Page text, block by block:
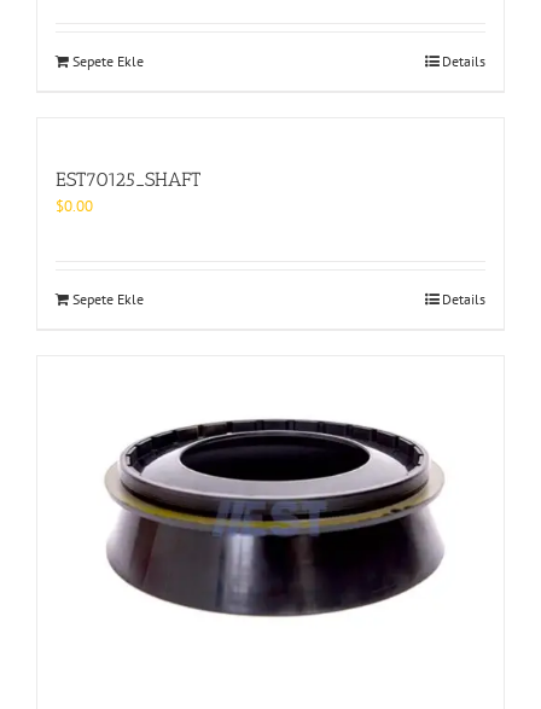
Sepete Ekle Details
EST70125_SHAFT
$0.00
Sepete Ekle Details